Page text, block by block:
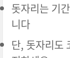
돗자리는 기
니다
단, 돗자리도